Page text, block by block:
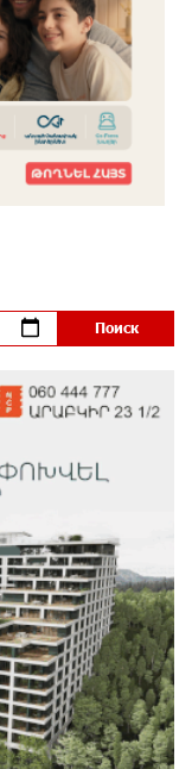
приложении
7 дней назад
Startup Summit:
решение
Rooftop при
спокойно.
9 дней назад
Ucom
24/2 в Арарате
в составе
Карапетян
10 дней назад
обратился к